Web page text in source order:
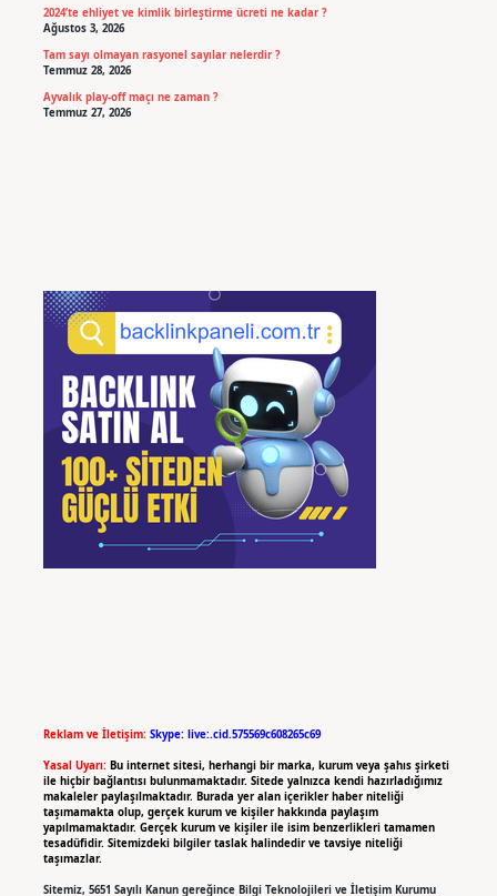
2024’te ehliyet ve kimlik birleştirme ücreti ne kadar ?
Ağustos 3, 2026
Tam sayı olmayan rasyonel sayılar nelerdir ?
Temmuz 28, 2026
Ayvalık play-off maçı ne zaman ?
Temmuz 27, 2026
Reklam ve İletişim: Skype: live:.cid.575569c608265c69
Yasal Uyarı: Bu internet sitesi, herhangi bir marka, kurum veya şahıs şirketi
ile hiçbir bağlantısı bulunmamaktadır. Sitede yalnızca kendi hazırladığımız
makaleler paylaşılmaktadır. Burada yer alan içerikler haber niteliği
taşımamakta olup, gerçek kurum ve kişiler hakkında paylaşım
yapılmamaktadır. Gerçek kurum ve kişiler ile isim benzerlikleri tamamen
tesadüfidir. Sitemizdeki bilgiler taslak halindedir ve tavsiye niteliği
taşımazlar.
Sitemiz, 5651 Sayılı Kanun gereğince Bilgi Teknolojileri ve İletişim Kurumu